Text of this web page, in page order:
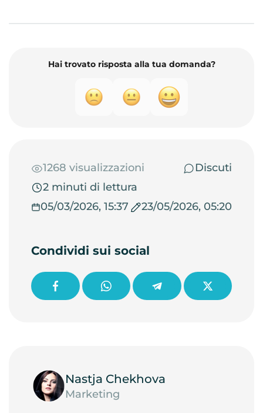
Hai trovato risposta alla tua domanda?
1268 visualizzazioni
Discuti
2 minuti di lettura
05/03/2026, 15:37
23/05/2026, 05:20
Condividi sui social
Nastja Chekhova
Marketing